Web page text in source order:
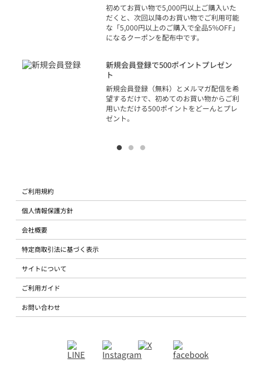
初めてお買い物で5,000円以上ご購入いた
だくと、次回以降のお買い物でご利用可能
な「5,000円以上のご購入で全品5%OFF」
になるクーポンを配布中です。
新規会員登録で500ポイントプレゼン
ト
新規会員登録（無料）とメルマガ配信を希
望するだけで、初めてのお買い物からご利
用いただける500ポイントをどーんとプレ
ゼント。
ご利用規約
個人情報保護方針
会社概要
特定商取引法に基づく表示
サイトについて
ご利用ガイド
お問い合わせ